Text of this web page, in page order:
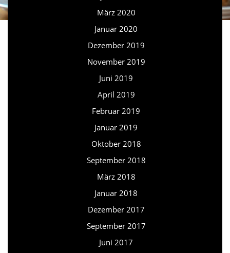
März 2020
Januar 2020
Dezember 2019
November 2019
Juni 2019
April 2019
Februar 2019
Januar 2019
Oktober 2018
September 2018
März 2018
Januar 2018
Dezember 2017
September 2017
Juni 2017